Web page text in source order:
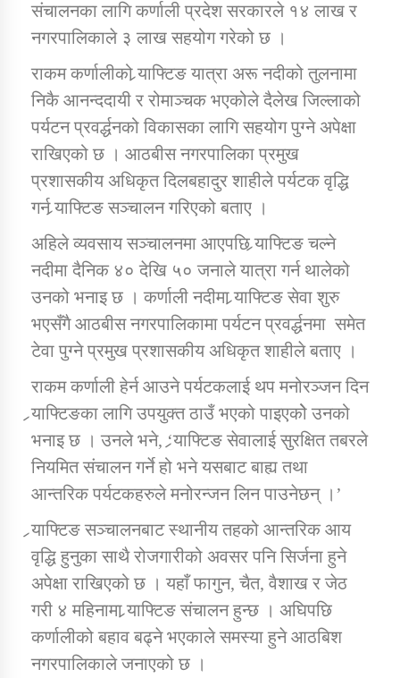
सामाजिक बिकास कार्यालय जुम्लाकाे सुचना
कार्यक्रम कार्यान्वयन एकाई जुम्लाको सुचना
कर्णाली प्राविधि शिक्षालय जुम्लाको सुचना
तातोपानी गाउँपालिकाको न्यायिक समिति सम्बन्धी सन्देश
तातोपानी गाउँपालिका जुम्लाको महिला तथा लैङ्गिक हिंसा
संचालनका लागि कर्णाली प्रदेश सरकारले १४ लाख र
नगरपालिकाले ३ लाख सहयोग गरेको छ ।
राकम कर्णालीको र्‍याफ्टिङ यात्रा अरू नदीको तुलनामा
निकै आनन्ददायी र रोमाञ्चक भएकोले दैलेख जिल्लाको
पर्यटन प्रवर्द्धनको विकासका लागि सहयोग पुग्ने अपेक्षा
राखिएको छ । आठबीस नगरपालिका प्रमुख
प्रशासकीय अधिकृत दिलबहादुर शाहीले पर्यटक वृद्धि
गर्न र्‍याफ्टिङ सञ्चालन गरिएको बताए ।
अहिले व्यवसाय सञ्चालनमा आएपछि र्‍याफ्टिङ चल्ने
नदीमा दैनिक ४० देखि ५० जनाले यात्रा गर्न थालेको
उनको भनाइ छ । कर्णाली नदीमा र्‍याफ्टिङ सेवा शुरु
भएसँगै आठबीस नगरपालिकामा पर्यटन प्रवर्द्धनमा समेत
टेवा पुग्ने प्रमुख प्रशासकीय अधिकृत शाहीले बताए ।
राकम कर्णाली हेर्न आउने पर्यटकलाई थप मनोरञ्जन दिन
र्‍याफ्टिङका लागि उपयुक्त ठाउँ भएको पाइएकोे उनको
भनाइ छ । उनले भने, ‘र्‍याफ्टिङ सेवालाई सुरक्षित तबरले
नियमित संचालन गर्ने हो भने यसबाट बाह्य तथा
आन्तरिक पर्यटकहरुले मनोरन्जन लिन पाउनेछन् ।’
र्‍याफ्टिङ सञ्चालनबाट स्थानीय तहको आन्तरिक आय
वृद्धि हुनुका साथै रोजगारीको अवसर पनि सिर्जना हुने
अपेक्षा राखिएको छ । यहाँ फागुन, चैत, वैशाख र जेठ
गरी ४ महिनामा र्‍याफ्टिङ संचालन हुन्छ । अघिपछि
कर्णालीको बहाव बढ्ने भएकाले समस्या हुने आठबिश
नगरपालिकाले जनाएको छ ।